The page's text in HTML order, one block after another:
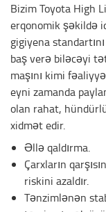
Bizim Toyota High
erqonomik şəkildə
gigiyena
baş verə biləcəyi
maşını kimi
eyni zamanda
olan rahat,
xidmət edir.
Əllə qaldırma.
Çarxların
riskini azaldır.
Tənzimlənən